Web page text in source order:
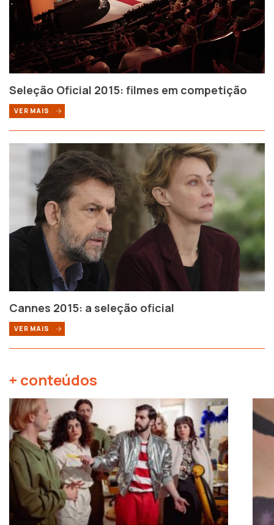
Seleção Oficial 2015: filmes em competição
VER MAIS
Cannes 2015: a seleção oficial
VER MAIS
+ conteúdos